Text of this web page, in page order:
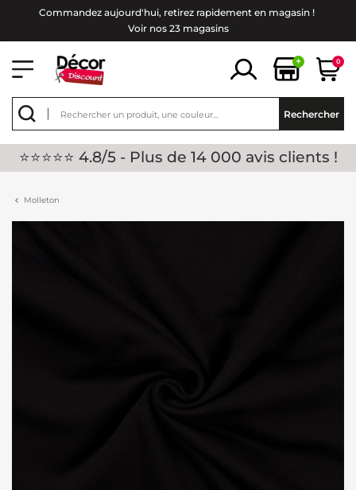
Commandez aujourd'hui, retirez rapidement en magasin !
Voir nos 23 magasins
+ 0
Rechercher
⭐⭐⭐⭐⭐ 4.8/5 - Plus de 14 000 avis clients !
Molleton